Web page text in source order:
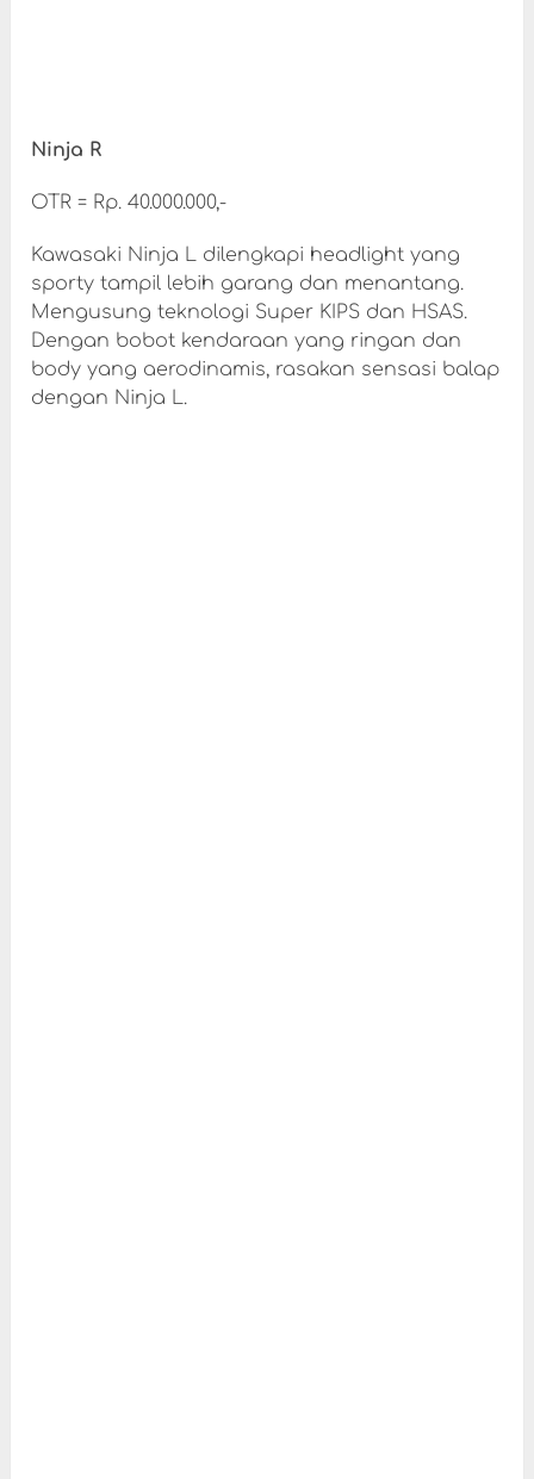
Ninja R
OTR = Rp. 40.000.000,-
Kawasaki Ninja L dilengkapi headlight yang
sporty tampil lebih garang dan menantang.
Mengusung teknologi Super KIPS dan HSAS.
Dengan bobot kendaraan yang ringan dan
body yang aerodinamis, rasakan sensasi balap
dengan Ninja L.